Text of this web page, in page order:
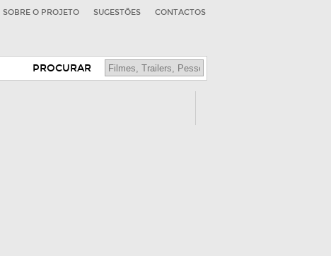
SOBRE O PROJETO SUGESTÕES CONTACTOS
PROCURAR